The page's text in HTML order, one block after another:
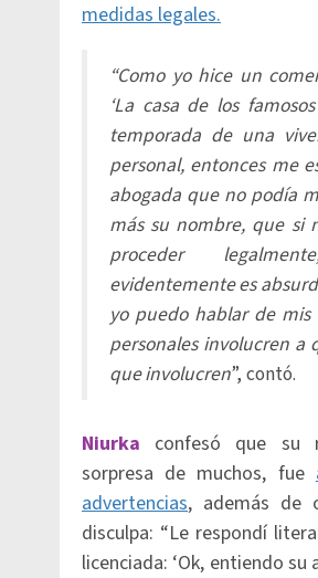
medidas legales.
“Como yo hice un
‘La casa de los
temporada de una
personal, entonces me
abogada que no podía
más su nombre, que si
proceder
evidentemente es
yo puedo hablar de mis
personales involucren a
que involucren”, contó.
Niurka confesó que su
sorpresa de muchos, fue
advertencias, además de
disculpa: “Le respondí
licenciada: ‘Ok, entiendo su